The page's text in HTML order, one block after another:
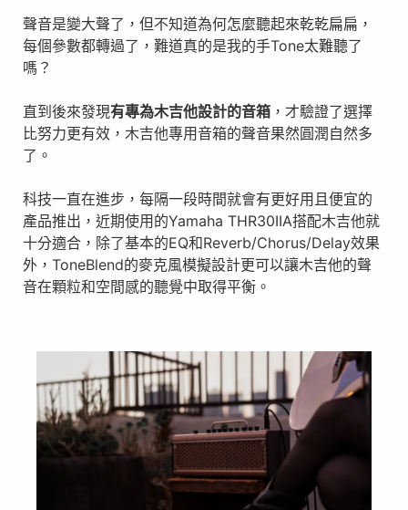
聲音是變大聲了，但不知道為何怎麼聽起來乾乾扁扁，
每個參數都轉過了，難道真的是我的手Tone太難聽了
嗎？
直到後來發現有專為木吉他設計的音箱 ，才驗證了選擇
比努力更有效，木吉他專用音箱的聲音果然圓潤自然多
了。
科技一直在進步，每隔一段時間就會有更好用且便宜的
產品推出，近期使用的Yamaha THR30IIA搭配木吉他就
十分適合，除了基本的EQ和Reverb/Chorus/Delay效果
外，ToneBlend的麥克風模擬設計更可以讓木吉他的聲
音在顆粒和空間感的聽覺中取得平衡。